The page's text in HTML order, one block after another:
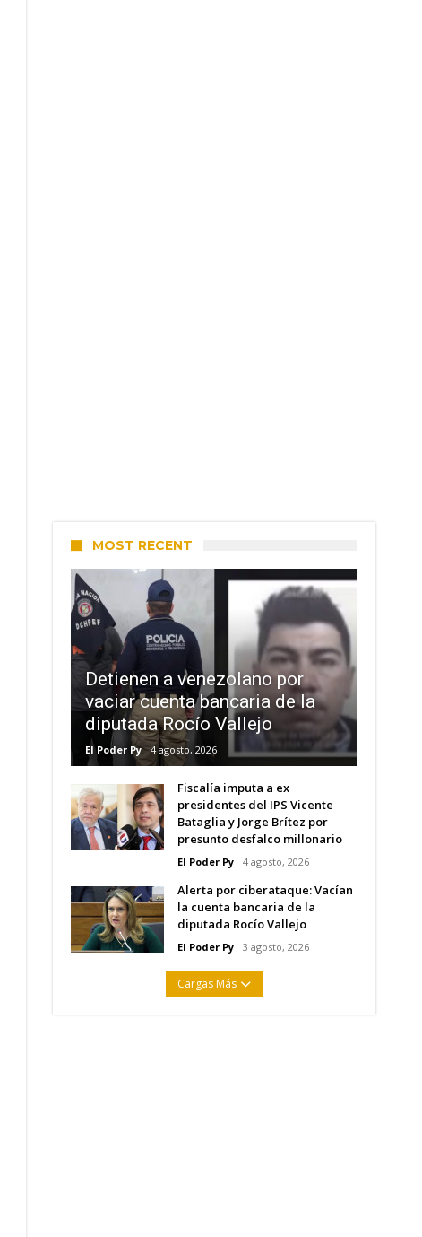
MOST RECENT
Detienen a venezolano por
vaciar cuenta bancaria de la
diputada Rocío Vallejo
El Poder Py 4 agosto, 2026
Fiscalía imputa a ex
presidentes del IPS Vicente
Bataglia y Jorge Brítez por
presunto desfalco millonario
El Poder Py 4 agosto, 2026
Alerta por ciberataque: Vacían
la cuenta bancaria de la
diputada Rocío Vallejo
El Poder Py 3 agosto, 2026
Cargas Más